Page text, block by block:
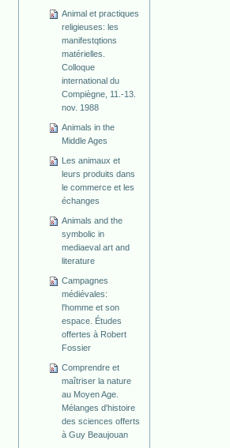
Animal et practiques
religieuses: les
manifestqtions
matérielles.
Colloque
international du
Compiègne, 11.-13.
nov. 1988
Animals in the
Middle Ages
Les animaux et
leurs produits dans
le commerce et les
échanges
Animals and the
symbolic in
mediaeval art and
literature
Campagnes
médiévales:
l'homme et son
espace. Études
offertes à Robert
Fossier
Comprendre et
maîtriser la nature
au Moyen Age.
Mélanges d'histoire
des sciences offerts
à Guy Beaujouan